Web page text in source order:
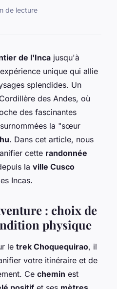
de lecture
de l'Inca jusqu'à
unique qui allie
splendides. Un
des Andes, où
des fascinantes
la "sœur
. Dans cet article, nous
cette randonnée
la ville Cusco
Incas.
: choix de
physique
le trek Choquequirao, il
votre itinéraire et de
Ce chemin est